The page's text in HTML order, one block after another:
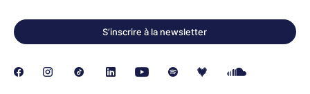
S’inscrire à la newsletter